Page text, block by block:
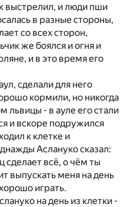
выстрелил, и люди пши
в разные стороны,
со всех сторон,
же боялся и огня и
и в это время его
сделали для него
кормили, но никогда
львицы - в ауле его стали
и вскоре подружился
к клетке и
Аслануко сказал:
сделает всё, о чём ты
выпускать меня на день
играть.
на день из клетки -